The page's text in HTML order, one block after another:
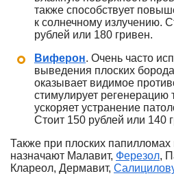
также способствует
к солнечному излучению.
рублей или 180 гривен.
Виферон. Очень часто
выведения плоских
оказывает видимое
стимулирует регенерацию
ускоряет устранение
Стоит 150 рублей или 140
Также при плоских папилломах
назначают Малавит, Ферезол,
Клареол, Дермавит,